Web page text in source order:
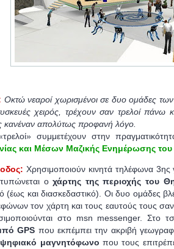
Oκτώ νεαροί χωρισμένοι σε δυο ομάδες
χειρός, τρέχουν σαν τρελοί πάνω
κανέναν απολύτως προφανή λόγο.
συμμετέχουν στην
και Μέσων Μαζικής Ενημέρωσης
Χρησιμοποιούν κινητά τηλέφωνα
οχάρτης της περιοχής του
(έως και διασκεδαστικό). Οι δυο ομάδες
τον χάρτη και τους εαυτούς τους σαν
στο msn messenger. Στο
GPS που εκπέμπει την ακριβή
ψηφιακό μαγνητόφωνο που τους